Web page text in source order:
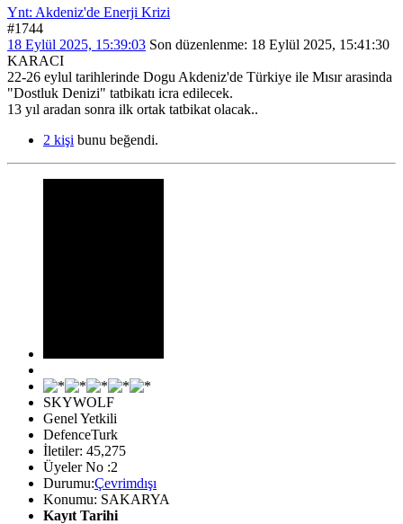
Ynt: Akdeniz'de Enerji Krizi
#1744
18 Eylül 2025, 15:39:03 Son düzenlenme: 18 Eylül 2025, 15:41:30
KARACI
22-26 eylul tarihlerinde Dogu Akdeniz'de Türkiye ile Mısır arasinda
"Dostluk Denizi" tatbikatı icra edilecek.
13 yıl aradan sonra ilk ortak tatbikat olacak..
2 kişi bunu beğendi.
SKYWOLF
Genel Yetkili
DefenceTurk
İletiler: 45,275
Üyeler No :2
Durumu:Çevrimdışı
Konumu: SAKARYA
Kayıt Tarihi